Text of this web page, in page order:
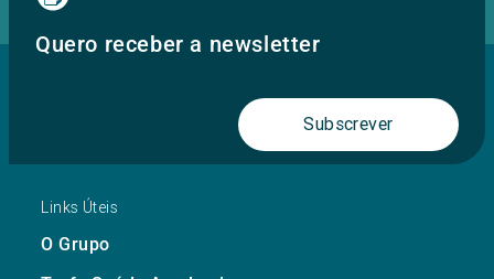
Quero receber a newsletter
Subscrever
Links Úteis
O Grupo